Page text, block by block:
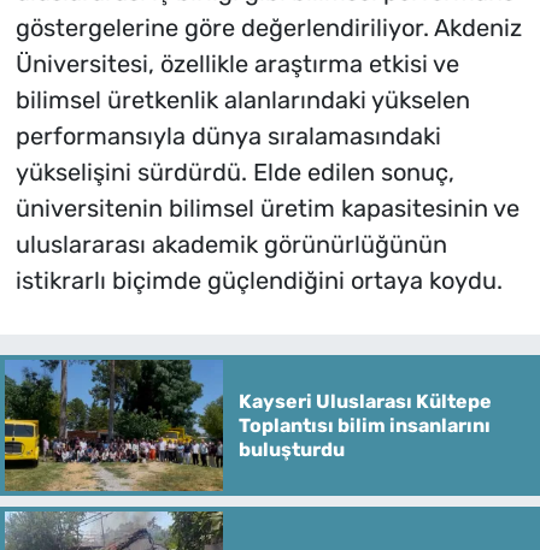
göstergelerine göre değerlendiriliyor. Akdeniz
Üniversitesi, özellikle araştırma etkisi ve
bilimsel üretkenlik alanlarındaki yükselen
performansıyla dünya sıralamasındaki
yükselişini sürdürdü. Elde edilen sonuç,
üniversitenin bilimsel üretim kapasitesinin ve
uluslararası akademik görünürlüğünün
istikrarlı biçimde güçlendiğini ortaya koydu.
Kayseri Uluslarası Kültepe
Toplantısı bilim insanlarını
buluşturdu